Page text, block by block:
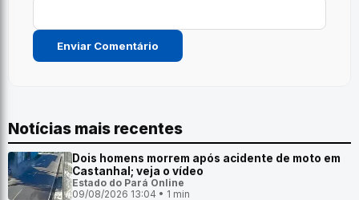
Notícias mais recentes
Dois homens morrem após acidente de moto em
Castanhal; veja o vídeo
Estado do Pará Online
09/08/2026 13:04 • 1 min